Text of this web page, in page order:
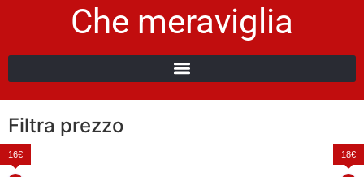
Che meraviglia
Filtra prezzo
16€ 18€